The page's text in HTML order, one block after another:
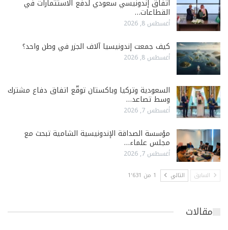
اتفاق إندونيسي سعودي لدفع الاستثمارات في
القطاعات…
أغسطس 8, 2026
كيف جمعت إندونيسيا آلاف الجزر في وطن واحد؟
أغسطس 8, 2026
السعودية وتركيا وباكستان توقّع اتفاق دفاع مشترك
وسط تصاعد…
أغسطس 7, 2026
مؤسسة الصداقة الإندونيسية الشامية تبحث مع
مجلس علماء…
أغسطس 7, 2026
السابق التالي 1 من 1٬631
مقالات